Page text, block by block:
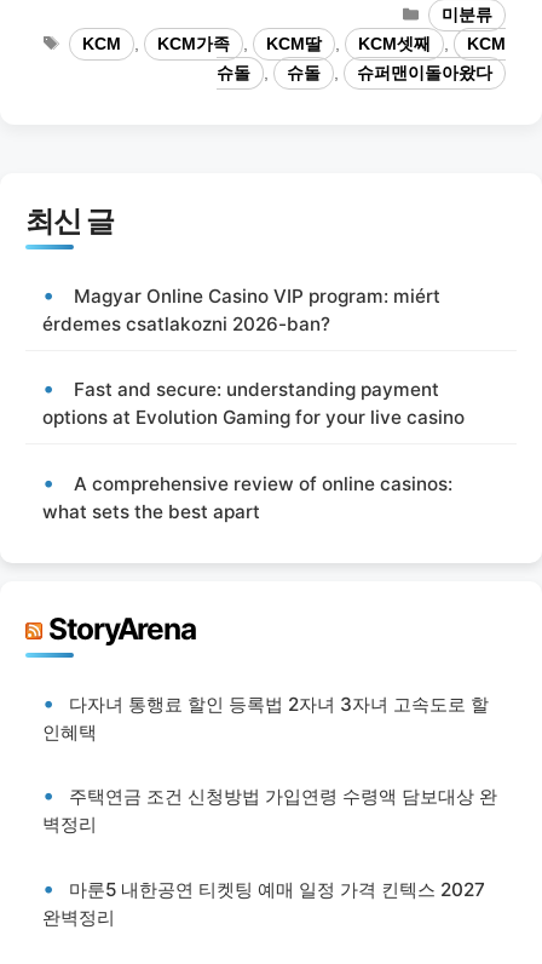
카
테
고
리
미분류
태
그
KCM KCM가족 KCM딸 KCM셋째
KCM
슈돌
슈돌 슈퍼맨이돌아왔다
최신 글
Magyar Online Casino VIP program: miért
érdemes csatlakozni 2026-ban?
Fast and secure: understanding payment
options at Evolution Gaming for your live casino
A comprehensive review of online casinos:
what sets the best apart
StoryArena
다자녀 통행료 할인 등록법 2자녀 3자녀 고속도로 할
인혜택
주택연금 조건 신청방법 가입연령 수령액 담보대상 완
벽정리
마룬5 내한공연 티켓팅 예매 일정 가격 킨텍스 2027
완벽정리